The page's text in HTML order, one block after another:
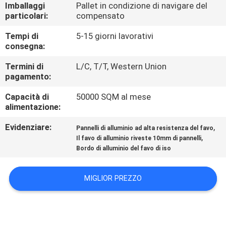
CONTATTICI
NOTIZIE
CASI
DEL
POLITICA
Imballaggi
particolari:
Pallet in condizione di navigare del
compensato
Tempi di
consegna:
5-15 giorni lavorativi
Termini di
pagamento:
L/C, T/T, Western Union
Capacità di
alimentazione:
50000 SQM al mese
Evidenziare: Pannelli di alluminio ad alta resistenza del favo,
Il favo di alluminio riveste 10mm di pannelli,
Bordo di alluminio del favo di iso
MIGLIOR PREZZO